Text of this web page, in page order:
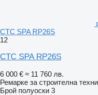
CTC SPA RP26S
12
CTC SPA RP26S
6 000 € ≈ 11 760 лв.
Ремарке за строителна
Брой полуоски 3